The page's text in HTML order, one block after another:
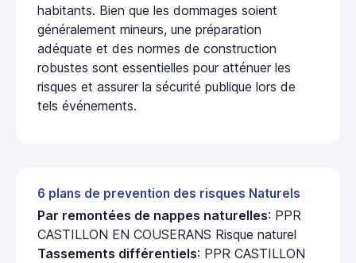
habitants. Bien que les dommages soient
généralement mineurs, une préparation
adéquate et des normes de construction
robustes sont essentielles pour atténuer les
risques et assurer la sécurité publique lors de
tels événements.
6 plans de prevention des risques Naturels
Par remontées de nappes naturelles: PPR
CASTILLON EN COUSERANS Risque naturel
Tassements différentiels: PPR CASTILLON